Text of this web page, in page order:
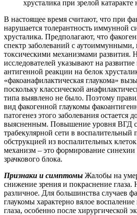
хрусталика при зрелой катаракте
В настоящее время считают, что при
нарушается толерантность иммунной
хрусталика. Предполагают, что
спектр заболеваний с
токсическими механизмами развития.
исследователей указывают на развитие
антигенной реакции на белок
«факоанафилактическая глаукома»
поскольку классической
типа выявлено не было. Поэтому
вид факогенной глаукомы
патогенез этого заболевания остается
выясненным. Повышение уровня ВГД
трабекулярной сети в воспалительный
обструкцией из воспалительных
механизм – это формирование синехии
зрачкового блока.
Признаки и симптомы Жалобы на
снижение зрения и покраснение глаза.
различное. Для большинства случаев
глаукомы характерно вялое воспаление
глаза, особенно после хирургической